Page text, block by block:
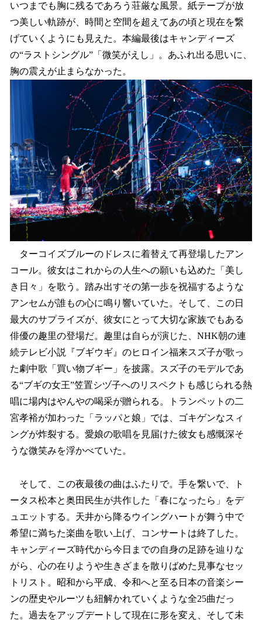
いつまでも胸に残るであろう荘厳な風景。紙テープが放
つ美しい軌跡が、時間と空間を超えてあの頃と現在を繋
げていくようにも見えた。本編最後はキャンディーズ
の“ラストシングル”「微笑がえし」。あふれ出る思いに、
胸の震えが止まらなかった。
ターコイズブルーのドレスに着替えて再登場したアン
コール。彼女はこれからの人生への願いも込めた「美し
き日々」を歌う。踏み出すその第一歩を祝福するような
アンセムが誰もの心に鳴り響いていた。そして、この日
最大のサプライズが、彼女にとって大切な家族でもある
俳優の趣里の登場だ。趣里は自らが演じた、NHK朝の連
続テレビ小説『ブギウギ』のヒロイン福来スズ子が歌っ
た劇中歌「買い物ブギー」を披露。スズ子のモデルであ
る“ブギの女王”笠置シヅ子へのリスペクトも感じられる熱
唱に場内はやんやの喝采が贈られる。トランペットの二
宮孝裕が加わった「ラッパと娘」では、ゴキゲンなスィ
ングが炸裂する。愛娘の歌唱を見届けた彼女も感慨深そ
うな微笑みを浮かべていた。
そして、この夜最後の曲はふたりで。手を繋いで、ト
ータス松本と奥田民生が共作した「春になったら」をデ
ュエットする。天井から降るウイングハートが舞う中で
希望に満ちた楽曲を歌い上げ、コンサートは終了した。
キャンディーズ時代から今日までの自身の足跡を辿りな
がら、心の在りようや生きざまを散りばめた見事なセッ
トリスト。昭和から平成、令和へと至る日本の音楽シー
ンの歴史やルーツも紐解かれていくような全25曲だっ
た。過去をアップデートして現在に形を変え、そして未